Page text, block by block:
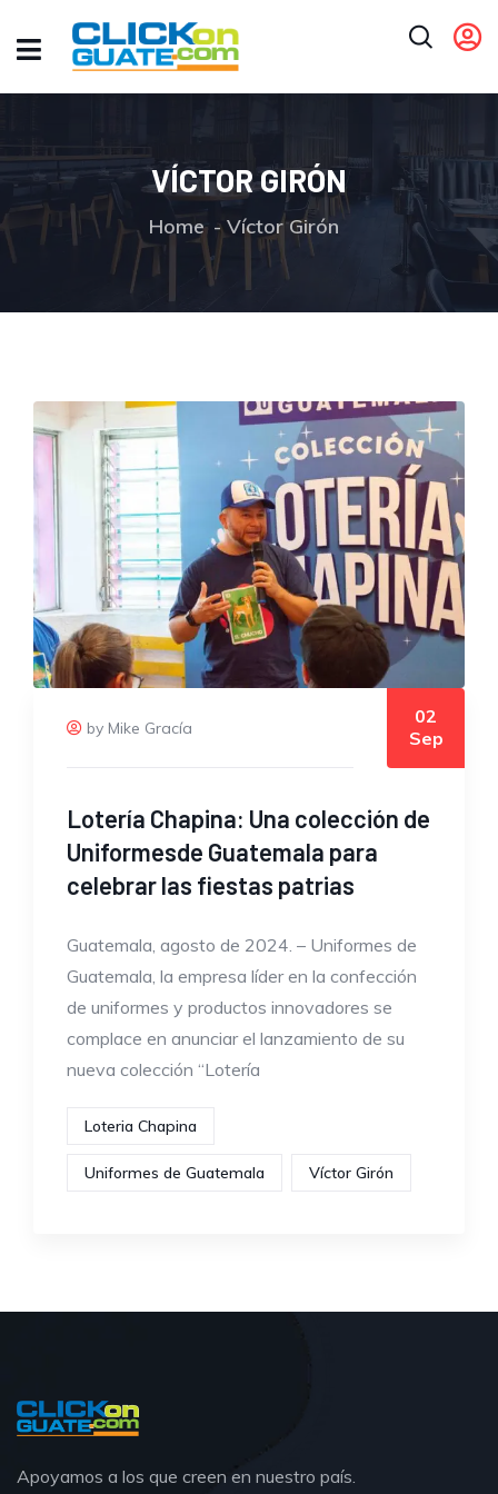
VÍCTOR GIRÓN
Home Víctor Girón
by Mike Gracía
02
Sep
Lotería Chapina: Una colección de
Uniformesde Guatemala para
celebrar las fiestas patrias
Guatemala, agosto de 2024. – Uniformes de
Guatemala, la empresa líder en la confección
de uniformes y productos innovadores se
complace en anunciar el lanzamiento de su
nueva colección “Lotería
Loteria Chapina
Uniformes de Guatemala Víctor Girón
Apoyamos a los que creen en nuestro país.